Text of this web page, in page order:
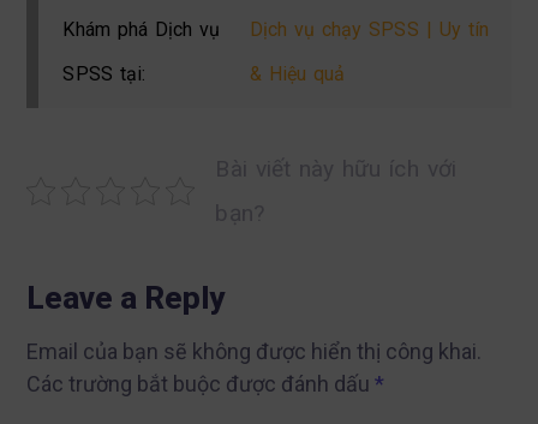
Khám phá Dịch vụ
SPSS tại:
Dịch vụ chạy SPSS | Uy tín
& Hiệu quả
Leave a Reply
Email của bạn sẽ không được hiển thị công khai.
Các trường bắt buộc được đánh dấu*